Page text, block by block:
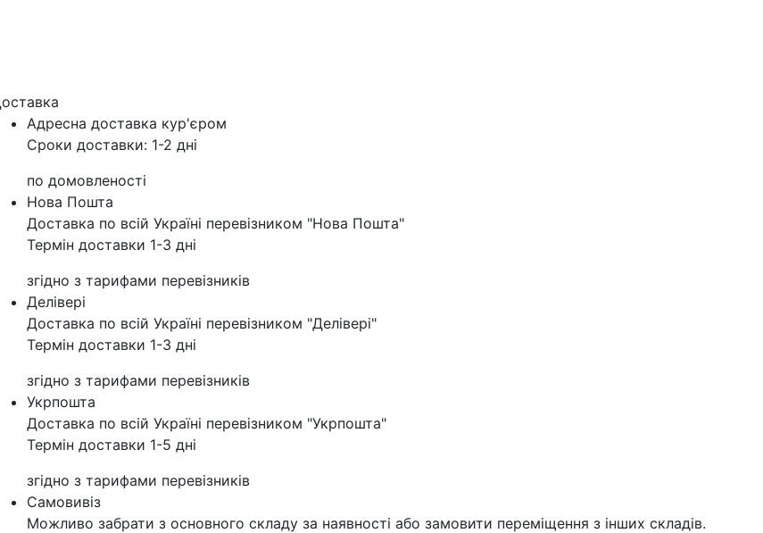
Адресна доставка кур'‎єром
Сроки доставки: 1-2 дні
по домовленості
Нова Пошта
Доставка по всій Україні перевізником "Нова Пошта"
Термін доставки 1-3 дні
згідно з тарифами перевізників
Делівері
Доставка по всій Україні перевізником "Делівері"
Термін доставки 1-3 дні
згідно з тарифами перевізників
Укрпошта
Доставка по всій Україні перевізником "Укрпошта"
Термін доставки 1-5 дні
згідно з тарифами перевізників
Самовивіз
Можливо забрати з основного складу за наявності або замовити переміщення з інших складів.